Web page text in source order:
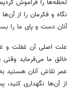
لحظه‌ها را فراموش
نگاه و فکرمان را از
آنان دست و پای ما را
علت اصلی آن غفلت و
خالق ما می‌فرماید
عمر تلاش آنان هستید
از آن‌ها نگهداری